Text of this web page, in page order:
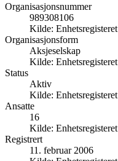
Organisasjonsnummer
989308106
Kilde: Enhetsregisteret
Organisasjonsform
Aksjeselskap
Kilde: Enhetsregisteret
Status
Aktiv
Kilde: Enhetsregisteret
Ansatte
16
Kilde: Enhetsregisteret
Registrert
11. februar 2006